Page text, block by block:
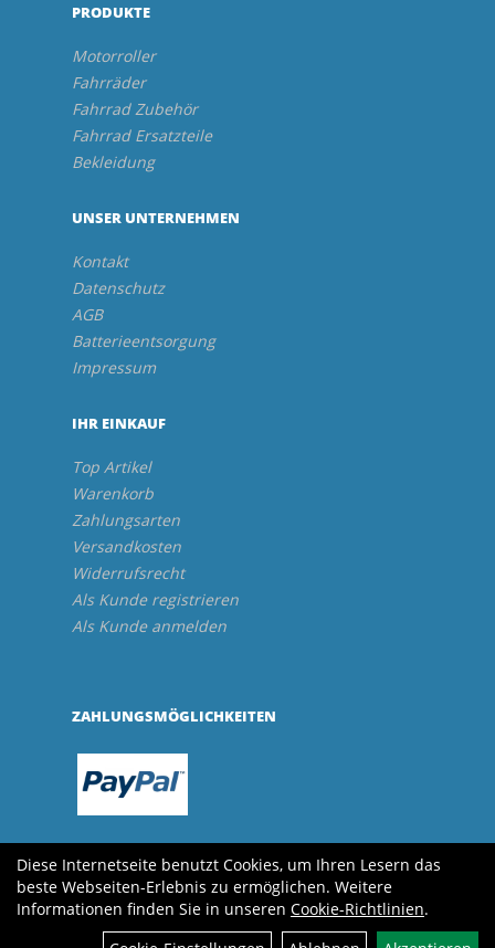
PRODUKTE
Motorroller
Fahrräder
Fahrrad Zubehör
Fahrrad Ersatzteile
Bekleidung
UNSER UNTERNEHMEN
Kontakt
Datenschutz
AGB
Batterieentsorgung
Impressum
IHR EINKAUF
Top Artikel
Warenkorb
Zahlungsarten
Versandkosten
Widerrufsrecht
Als Kunde registrieren
Als Kunde anmelden
ZAHLUNGSMÖGLICHKEITEN
Diese Internetseite benutzt Cookies, um Ihren Lesern das
beste Webseiten-Erlebnis zu ermöglichen. Weitere
Informationen finden Sie in unseren Cookie-Richtlinien.